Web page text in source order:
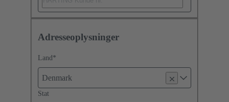
Adresseoplysninger
Land *
Denmark
Stat